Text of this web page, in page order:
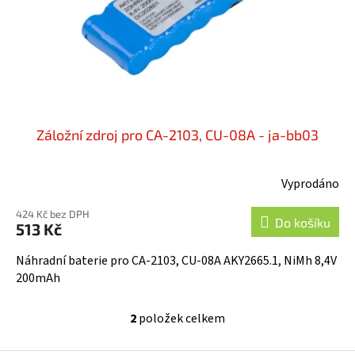
Záložní zdroj pro CA-2103, CU-08A - ja-bb03
Vyprodáno
424 Kč bez DPH
513 Kč Do košíku
Náhradní baterie pro CA-2103, CU-08A AKY2665.1, NiMh 8,4V
200mAh
O
2položek celkem